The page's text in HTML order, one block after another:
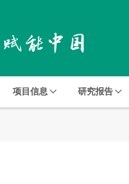
项目信息 研究报告